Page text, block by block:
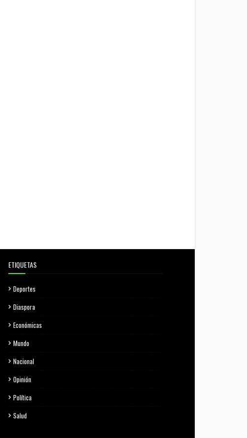
ETIQUETAS
Deportes
Diaspora
Económicas
Mundo
Nacional
Opinión
Política
Salud